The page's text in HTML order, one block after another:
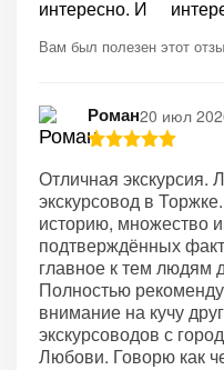
Вам был полезен этот
Роман20 июл
Отличная
экскурсовод в
историю, множество
подтверждённых
главное к тем людям
Полностью
внимание на кучу
экскурсоводов с
Любови. Говорю как